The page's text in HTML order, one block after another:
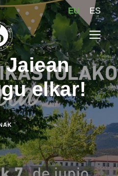
EU ES
elkar!